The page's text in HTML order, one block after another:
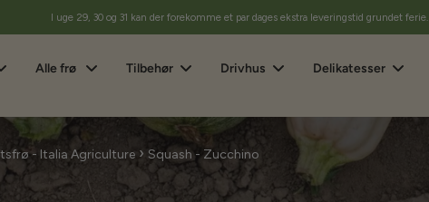
I uge 29, 30 og 31 kan der forekomme et par dages ekstra leveringstid grundet ferie.
Alle frø Tilbehør Drivhus Delikatesser
- Italia Agriculture › Squash - Zucchino